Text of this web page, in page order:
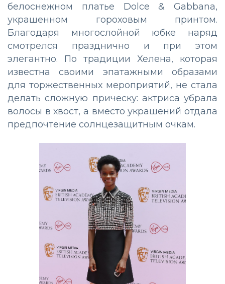
белоснежном платье Dolce & Gabbana,
украшенном гороховым принтом.
Благодаря многослойной юбке наряд
смотрелся празднично и при этом
элегантно. По традиции Хелена, которая
известна своими эпатажными образами
для торжественных мероприятий, не стала
делать сложную прическу: актриса убрала
волосы в хвост, а вместо украшений отдала
предпочтение солнцезащитным очкам.